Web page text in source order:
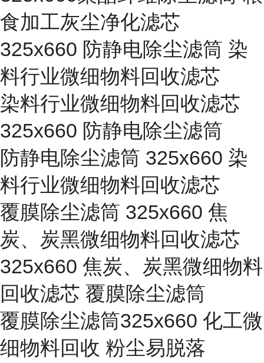
食加工灰尘净化滤芯
325x660 防静电除尘滤筒 染
料行业微细物料回收滤芯
染料行业微细物料回收滤芯
325x660 防静电除尘滤筒
防静电除尘滤筒 325x660 染
料行业微细物料回收滤芯
覆膜除尘滤筒 325x660 焦
炭、炭黑微细物料回收滤芯
325x660 焦炭、炭黑微细物料
回收滤芯 覆膜除尘滤筒
覆膜除尘滤筒325x660 化工微
细物料回收 粉尘易脱落